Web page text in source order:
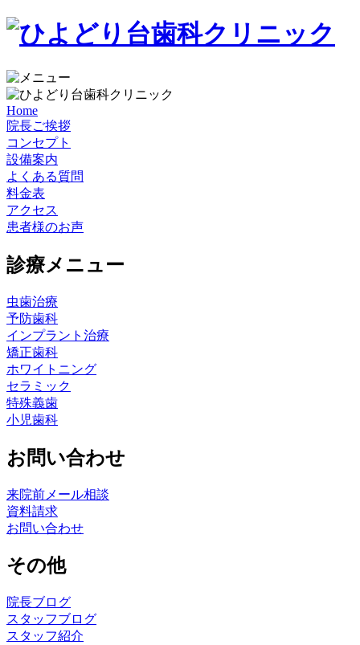
Home
院長ご挨拶
コンセプト
設備案内
よくある質問
料金表
アクセス
患者様のお声
診療メニュー
虫歯治療
予防歯科
インプラント治療
矯正歯科
ホワイトニング
セラミック
特殊義歯
小児歯科
お問い合わせ
来院前メール相談
資料請求
お問い合わせ
その他
院長ブログ
スタッフブログ
スタッフ紹介